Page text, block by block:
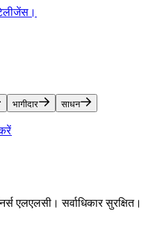
भागीदार​​ साधन​​
एलएलसी। सर्वाधिकार सुरक्षित।​​